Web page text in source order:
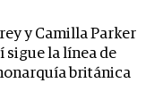
y Camilla Parker
sigue la línea de
británica